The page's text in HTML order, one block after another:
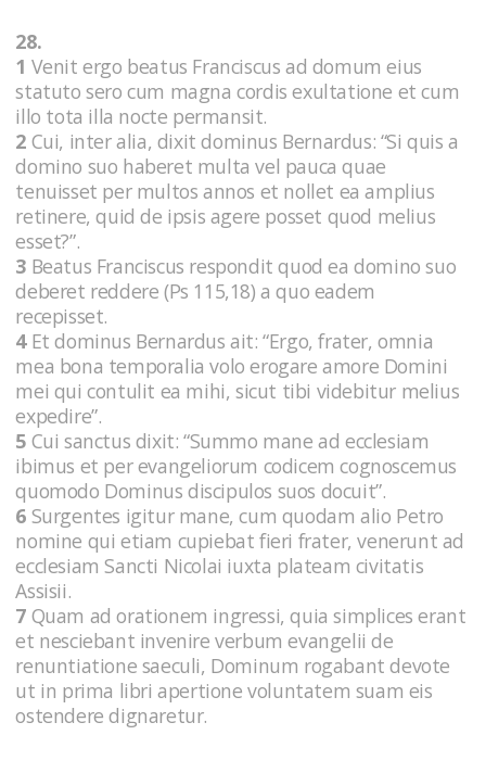
28.
1 Venit ergo beatus Franciscus ad domum eius
statuto sero cum magna cordis exultatione et cum
illo tota illa nocte permansit.
2 Cui, inter alia, dixit dominus Bernardus: “Si quis a
domino suo haberet multa vel pauca quae
tenuisset per multos annos et nollet ea amplius
retinere, quid de ipsis agere posset quod melius
esset?”.
3 Beatus Franciscus respondit quod ea domino suo
deberet reddere (Ps 115,18) a quo eadem
recepisset.
4Et dominus Bernardus ait: “Ergo, frater, omnia
mea bona temporalia volo erogare amore Domini
mei qui contulit ea mihi, sicut tibi videbitur melius
expedire”.
5 Cui sanctus dixit: “Summo mane ad ecclesiam
ibimus et per evangeliorum codicem cognoscemus
quomodo Dominus discipulos suos docuit”.
6 Surgentes igitur mane, cum quodam alio Petro
nomine qui etiam cupiebat fieri frater, venerunt ad
ecclesiam Sancti Nicolai iuxta plateam civitatis
Assisii.
7 Quam ad orationem ingressi, quia simplices erant
et nesciebant invenire verbum evangelii de
renuntiatione saeculi, Dominum rogabant devote
ut in prima libri apertione voluntatem suam eis
ostendere dignaretur.